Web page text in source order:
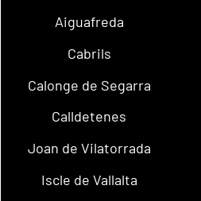
Aiguafreda
Cabrils
Calonge de Segarra
Calldetenes
Joan de Vilatorrada
Iscle de Vallalta